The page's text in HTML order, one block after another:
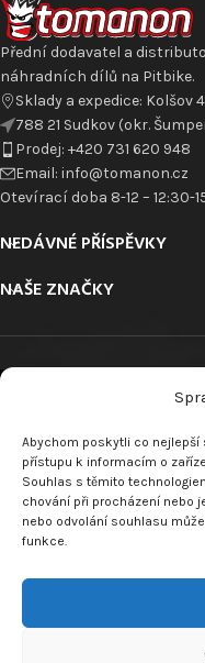
Abychom poskytli co
přístupu k informacím o
Souhlas s těmito
chování při procházení nebo
nebo odvolání souhlasu
funkce.
Přední dodavatel a
náhradních dílů na Pitbike.
Sklady a expedice: Kolšov
788 21 Sudkov (okr.
Prodej: +420 731 620 948
Email: info@tomanon.cz
Otevírací doba 8-12 – 12:30-
NEDÁVNÉ PŘÍSPĚVKY
NAŠE ZNAČKY
ODKAZY
MENU